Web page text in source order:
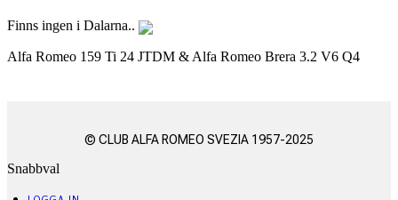
Finns ingen i Dalarna..
Alfa Romeo 159 Ti 24 JTDM & Alfa Romeo Brera 3.2 V6 Q4
© CLUB ALFA ROMEO SVEZIA 1957-2025
Snabbval